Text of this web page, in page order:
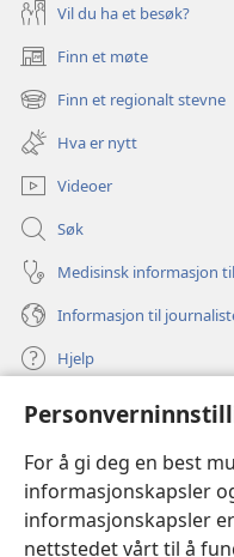
For å gi deg en best
informasjonskapsler
informasjonskapsler
nettstedet vårt til å
Vil du ha et besøk?
Finn et møte
(åpner
nytt
vindu)
Finn et regionalt stevne
(åpner
nytt
vindu)
Hva er nytt
Videoer
Søk
Medisinsk informasjon
Informasjon til
Hjelp
Bidrag
(åpner
nytt
vindu)Watchtower ONLINE
(åpner
nytt
vindu) JW Hub ®
(åpner